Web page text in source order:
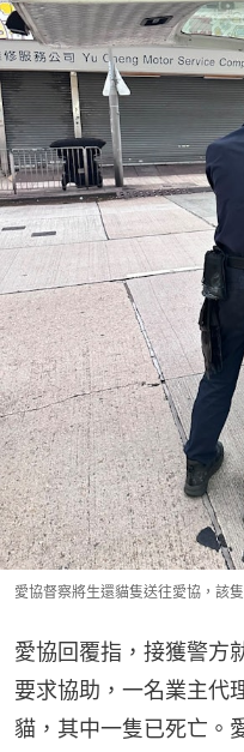
愛協督察將生還貓隻送往愛協，該
愛協回覆指，接獲警方
要求協助，一名業主代
貓，其中一隻已死亡。